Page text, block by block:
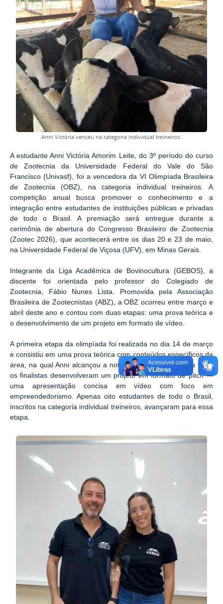
Anni Victória venceu na categoria individual treineiros.
A estudante Anni Victória Amorim Leite, do 3º período do curso
de Zootecnia da Universidade Federal do Vale do São
Francisco (Univasf), foi a vencedora da VI Olimpíada Brasileira
de Zootecnia (OBZ), na categoria individual treineiros. A
competição anual busca promover o conhecimento e a
integração entre estudantes de instituições públicas e privadas
de todo o Brasil. A premiação será entregue durante a
cerimônia de abertura do Congresso Brasileiro de Zootecnia
(Zootec 2026), que acontecerá entre os dias 20 e 23 de maio,
na Universidade Federal de Viçosa (UFV), em Minas Gerais.
Integrante da Liga Acadêmica de Bovinocultura (GEBOS), a
discente foi orientada pelo professor do Colegiado de
Zootecnia, Fábio Nunes Lista. Promovida pela Associação
Brasileira de Zootecnistas (ABZ), a OBZ ocorreu entre março e
abril deste ano e contou com duas etapas: uma prova teórica e
o desenvolvimento de um projeto em formato de vídeo.
A primeira etapa da olimpíada foi realizada no dia 14 de março
e consistiu em uma prova teórica com conteúdos específicos da
área, na qual Anni alcançou a nota máxima. Na segunda fase,
os finalistas desenvolveram um projeto em formato de pitch —
uma apresentação concisa em vídeo com foco em
empreendedorismo. Apenas oito estudantes de todo o Brasil,
inscritos na categoria individual treineiros, avançaram para essa
etapa.